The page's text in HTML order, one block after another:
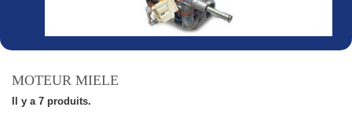
MOTEUR MIELE
Il y a 7 produits.